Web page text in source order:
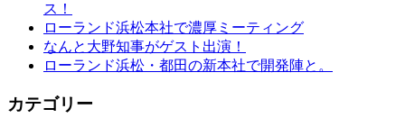
ス！
ローランド浜松本社で濃厚ミーティング
なんと大野知事がゲスト出演！
ローランド浜松・都田の新本社で開発陣と。
カテゴリー